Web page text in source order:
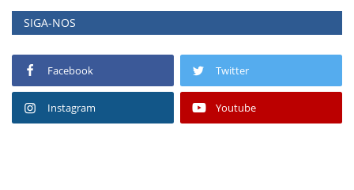
SIGA-NOS
Facebook Twitter
Instagram Youtube